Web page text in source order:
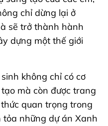
chỉ dừng lại ở
sẽ trở thành hành
dựng một thế giới
không chỉ có cơ
mà còn được trang
quan trọng trong
những dự án Xanh